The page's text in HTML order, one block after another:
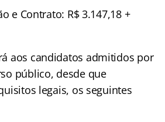
e Contrato: R$ 3.147,18 +
aos candidatos admitidos por
público, desde que
legais, os seguintes